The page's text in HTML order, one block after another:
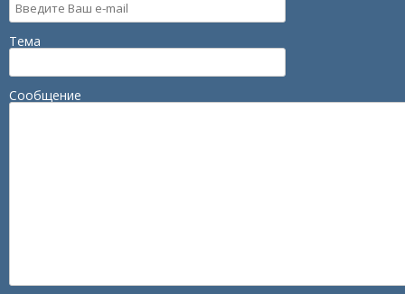
Тема
Сообщение